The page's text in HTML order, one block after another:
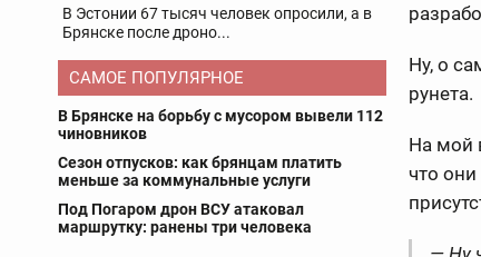
В Эстонии 67 тысяч человек опросили, а в
Брянске после дроно...
САМОЕ ПОПУЛЯРНОЕ
В Брянске на борьбу с мусором вывели 112
чиновников
Сезон отпусков: как брянцам платить
меньше за коммунальные услуги
Под Погаром дрон ВСУ атаковал
маршрутку: ранены три человека
Ну, о
рунета.
На мой
что